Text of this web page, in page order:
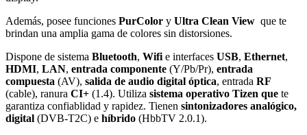
Además, posee funciones PurColor y Ultra Clean View que te
brindan una amplia gama de colores sin distorsiones.
Dispone de sistema Bluetooth, Wifie interfaces USB, Ethernet,
HDMI, LAN, entrada componente (Y/Pb/Pr), entrada
compuesta (AV), salida de audio digital óptica, entrada RF
(cable), ranura CI+ (1.4). Utiliza sistema operativo Tizen que te
garantiza confiablidad y rapidez. Tienen sintonizadores analógico,
digital (DVB-T2C) e híbrido (HbbTV 2.0.1).